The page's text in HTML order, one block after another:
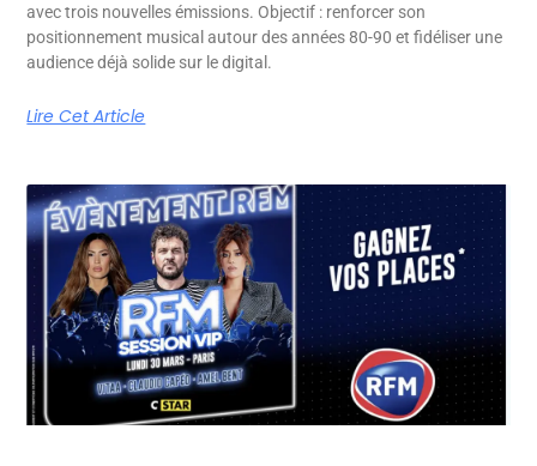
avec trois nouvelles émissions. Objectif : renforcer son
positionnement musical autour des années 80-90 et fidéliser une
audience déjà solide sur le digital.
Lire Cet Article